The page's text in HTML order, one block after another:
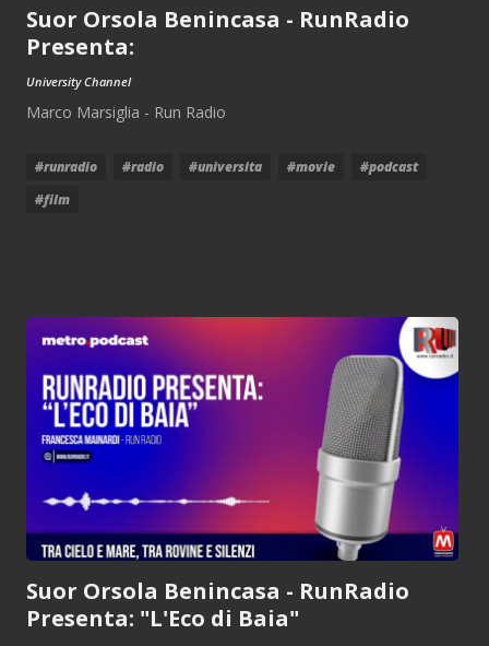
Suor Orsola Benincasa - RunRadio
Presenta:
University Channel
Marco Marsiglia - Run Radio
#runradio #radio #universita #movie
#podcast
#film
Suor Orsola Benincasa - RunRadio
Presenta: "L'Eco di Baia"